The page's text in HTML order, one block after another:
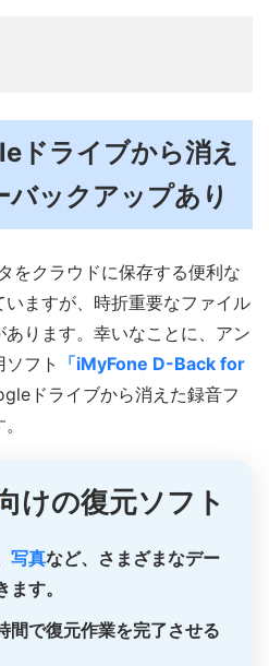
ドライブから消え
バックアップあり
をクラウドに保存する便利な
ますが、時折重要なファイル
ります。幸いなことに、アン
フト
「iMyFone D-Back for
ドライブから消えた録音フ
けの復元ソフト
写真など、さまざまなデー
す。
間で復元作業を完了させる